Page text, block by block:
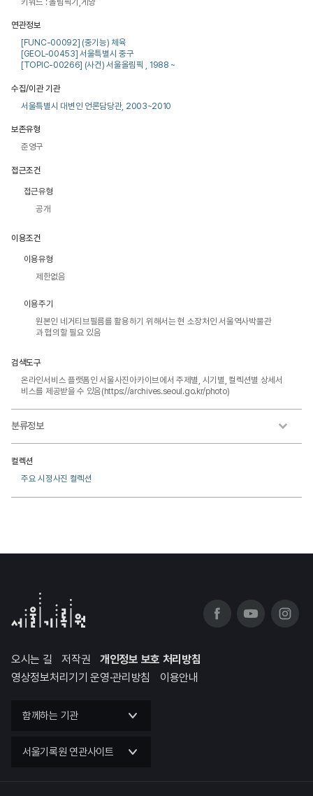
연관정보
[FUNC-00092] (중기능) 체육
[GEOL-00453] 서울특별시 중구
[TOPIC-00266] (사건) 서울올림픽 , 1988 ~
수집/이관 기관
서울특별시 대변인 언론담당관, 2003~2010
보존유형
준영구
접근조건
접근유형
공개
이용조건
이용유형
제한없음
이용주기
원본인 네거티브필름를 활용하기 위해서는 현 소장처인 서울역사박물관
과 협의할 필요 있음
검색도구
온라인서비스 플랫폼인 서울사진아카이브에서 주제별, 시기별, 컬렉션별 상세서
비스를 제공받을 수 있음(https://archives.seoul.go.kr/photo)
분류정보
컬렉션
주요 시정사진 컬렉션
오시는 길 저작권
개인정보 보호 처리방침
영상정보처리기기 운영·관리방침
이용안내
함께하는 기관
서울기록원 연관사이트